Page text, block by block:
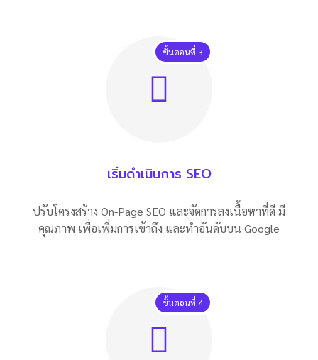
ขั้นตอนที่ 3
เริ่มดำเนินการ SEO
ปรับโครงสร้าง On-Page SEO และจัดการลงเนื้อหาที่ดี มี
คุณภาพ เพื่อเพิ่มการเข้าถึง และทำอันดับบน Google
ขั้นตอนที่ 4